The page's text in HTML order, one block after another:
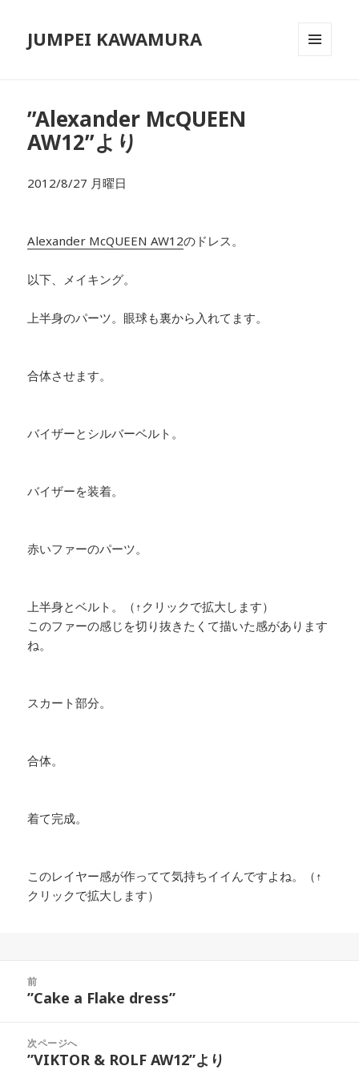
JUMPEI KAWAMURA
”Alexander McQUEEN
AW12”より
2012/8/27 月曜日
Alexander McQUEEN AW12のドレス。
以下、メイキング。
上半身のパーツ。眼球も裏から入れてます。
合体させます。
バイザーとシルバーベルト。
バイザーを装着。
赤いファーのパーツ。
上半身とベルト。（↑クリックで拡大します）
このファーの感じを切り抜きたくて描いた感があります
ね。
スカート部分。
合体。
着て完成。
このレイヤー感が作ってて気持ちイイんですよね。（↑
クリックで拡大します）
前
前
投
稿:
”Cake a Flake dress”
次ページへ
次
”VIKTOR & ROLF AW12”より